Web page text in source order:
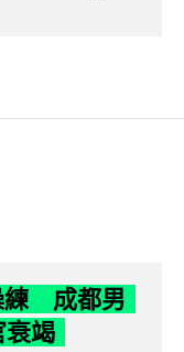
練 成都男
竭